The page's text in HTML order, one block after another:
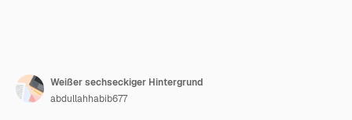
Weißer sechseckiger Hintergrund
abdullahhabib677